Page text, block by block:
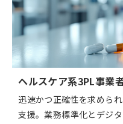
ヘルスケア系3PL事業
迅速かつ正確性を求めら
支援。業務標準化とデジ